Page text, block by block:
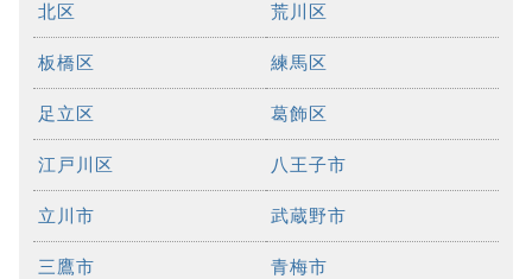
北区 荒川区
板橋区 練馬区
足立区 葛飾区
江戸川区 八王子市
立川市 武蔵野市
三鷹市 青梅市